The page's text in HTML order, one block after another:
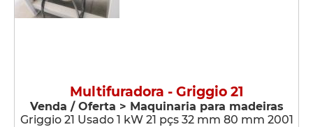
Multifuradora - Griggio 21
Venda / Oferta > Maquinaria para madeiras
Griggio 21 Usado 1 kW 21 pçs 32 mm 80 mm 2001